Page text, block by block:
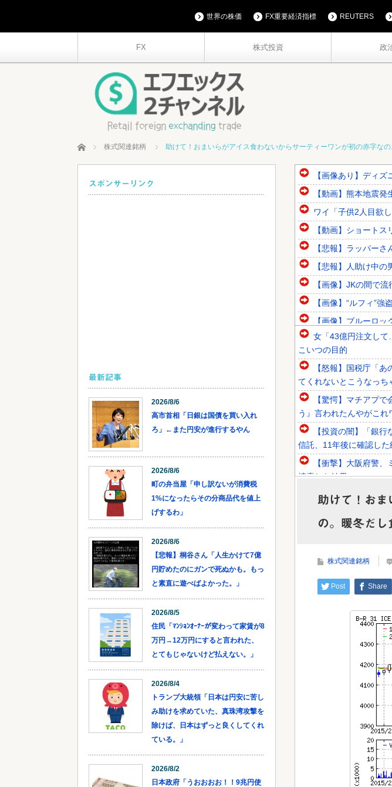
FX 株式投資 政
世界の株価 FX重要経済指標 REUTERS
ホーム 株式関連銘柄 助けて！おまいらがアイス食わないからサーティーワンが初の赤字な
【画像あり】ディ
【動画】熊本地震
ワイ「子供2人目欲
【動画】ショート
【悲報】ラッパー
【悲報】人助け中
【画像】JKの間で
【画像】“ルフィ”
【画像】ブルーロ
韓国人「韓国代表が
韓国人「韓国に10年
韓国人「東南アジ
Powered by livedoor 相
女「43億円注文し
こいつの目的
【怒報】国税庁「
てくれないとこうなっち
【驚愕】マチアプ
う』言われたんやがこれ
【投資の闇】「銀
信託、11年後に確認し
【衝撃】大阪府警、
捜索した結果・・・・・
ワイ「iPhone高い
韓国サッカーのイメ
Powered by livedoor 相
助けて！おま
の。暖冬だし
株式関連銘柄
Post Share
スポンサーリンク
最新記事
2026/8/6
高市首相「日銀は国債を買い入れ
ろ」←また円安が進行するやん
2026/8/6
町の弁当屋「申し訳ないが消費税
1%になったらその分商品代を値上
げするわ」
2026/8/6
【悲報】桐谷さん「人生かけて7億
円貯めたのにガンで死ぬかも。もっ
と素直に遊べばよかった。」
2026/8/5
住民「ﾏﾝｼｮﾝｵｰﾅｰが変わって家賃が8
万円→12万円にすると言われた、
とてもじゃないけど払えない。」
2026/8/4
トランプ大統領「日本は円安に苦し
み助けを求めていた、真珠湾攻撃を
除けば、日本はずっと良くしてくれ
ている。」
2026/8/2
日本政府「うおおおお！！9兆円使